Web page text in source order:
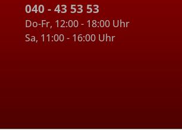
040 - 43 53 53
Do-Fr, 12:00 - 18:00 Uhr
Sa, 11:00 - 16:00 Uhr